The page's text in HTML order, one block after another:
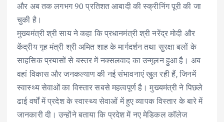
और अब तक लगभग 90 प्रतिशत आबादी की स्क्रीनिंग पूरी की जा
चुकी है।
मुख्यमंत्री श्री साय ने कहा कि प्रधानमंत्री श्री नरेंद्र मोदी और
केंद्रीय गृह मंत्री श्री अमित शाह के मार्गदर्शन तथा सुरक्षा बलों के
साहसिक प्रयासों से बस्तर में नक्सलवाद का उन्मूलन हुआ है। अब
वहां विकास और जनकल्याण की नई संभावनाएं खुल रही हैं, जिनमें
स्वास्थ्य सेवाओं का विस्तार सबसे महत्वपूर्ण है। मुख्यमंत्री ने पिछले
ढाई वर्षों में प्रदेश के स्वास्थ्य सेवाओं में हुए व्यापक विस्तार के बारे में
जानकारी दी। उन्होंने बताया कि प्रदेश में नए मेडिकल कॉलेज